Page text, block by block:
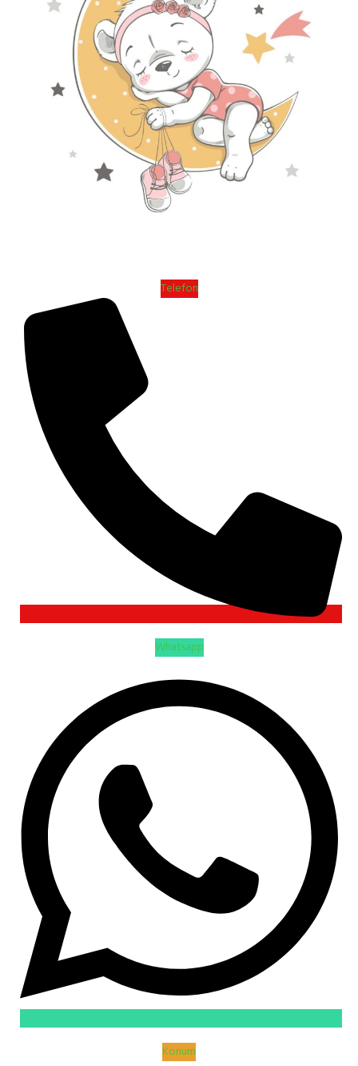
Telefon
Whatsapp
Konum